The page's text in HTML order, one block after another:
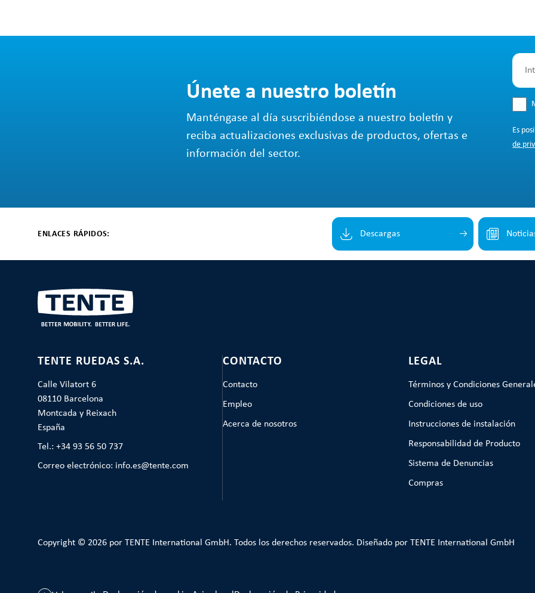
Únete a nuestro boletín
Manténgase al día suscribiéndose a nuestro boletín y
reciba actualizaciones exclusivas de productos, ofertas e
información del sector.
Es
de
ENLACES RÁPIDOS: Descargas
TENTE RUEDAS S.A.
Calle Vilatort 6
08110 Barcelona
Montcada y Reixach
España
Tel.: +34 93 56 50 737
Correo electrónico: info.es@tente.com
CONTACTO
Contacto
Empleo
Acerca de nosotros
LEGAL
Términos y Condiciones
Condiciones de uso
Instrucciones de instalación
Responsabilidad de Producto
Sistema de Denuncias
Compras
Copyright © 2026 por TENTE International GmbH. Todos los derechos reservados. Diseñado por TENTE International GmbH